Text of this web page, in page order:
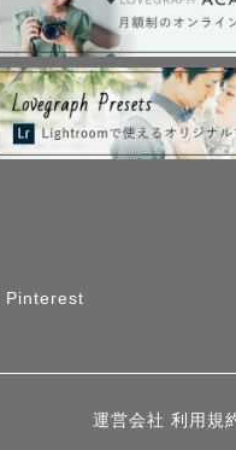
Pinterest
運営会社 利用規